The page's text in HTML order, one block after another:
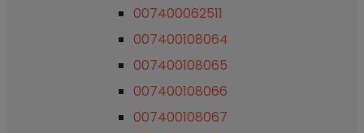
007400062511
007400108064
007400108065
007400108066
007400108067